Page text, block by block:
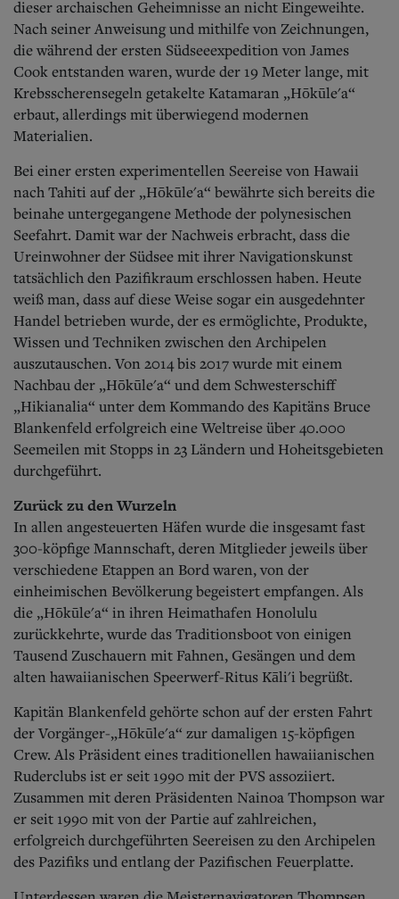
dieser archaischen Geheimnisse an nicht Eingeweihte.
Nach seiner Anweisung und mithilfe von Zeichnungen,
die während der ersten Südseeexpedition von James
Cook entstanden waren, wurde der 19 Meter lange, mit
Krebsscherensegeln getakelte Katamaran „Hōkūle'a“
erbaut, allerdings mit überwiegend modernen
Materialien.
Bei einer ersten experimentellen Seereise von Hawaii
nach Tahiti auf der „Hōkūle'a“ bewährte sich bereits die
beinahe untergegangene Methode der polynesischen
Seefahrt. Damit war der Nachweis erbracht, dass die
Ureinwohner der Südsee mit ihrer Navigationskunst
tatsächlich den Pazifikraum erschlossen haben. Heute
weiß man, dass auf diese Weise sogar ein ausgedehnter
Handel betrieben wurde, der es ermöglichte, Produkte,
Wissen und Techniken zwischen den Archipelen
auszutauschen. Von 2014 bis 2017 wurde mit einem
Nachbau der „Hōkūle'a“ und dem Schwesterschiff
„Hikianalia“ unter dem Kommando des Kapitäns Bruce
Blankenfeld erfolgreich eine Weltreise über 40.000
Seemeilen mit Stopps in 23 Ländern und Hoheitsgebieten
durchgeführt.
Zurück zu den Wurzeln
In allen angesteuerten Häfen wurde die insgesamt fast
300-köpfige Mannschaft, deren Mitglieder jeweils über
verschiedene Etappen an Bord waren, von der
einheimischen Bevölkerung begeistert empfangen. Als
die „Hōkūle'a“ in ihren Heimathafen Honolulu
zurückkehrte, wurde das Traditionsboot von einigen
Tausend Zuschauern mit Fahnen, Gesängen und dem
alten hawaiianischen Speerwerf-Ritus Kāli'i begrüßt.
Kapitän Blankenfeld gehörte schon auf der ersten Fahrt
der Vorgänger-„Hōkūle'a“ zur damaligen 15-köpfigen
Crew. Als Präsident eines traditionellen hawaiianischen
Ruderclubs ist er seit 1990 mit der PVS assoziiert.
Zusammen mit deren Präsidenten Nainoa Thompson war
er seit 1990 mit von der Partie auf zahlreichen,
erfolgreich durchgeführten Seereisen zu den Archipelen
des Pazifiks und entlang der Pazifischen Feuerplatte.